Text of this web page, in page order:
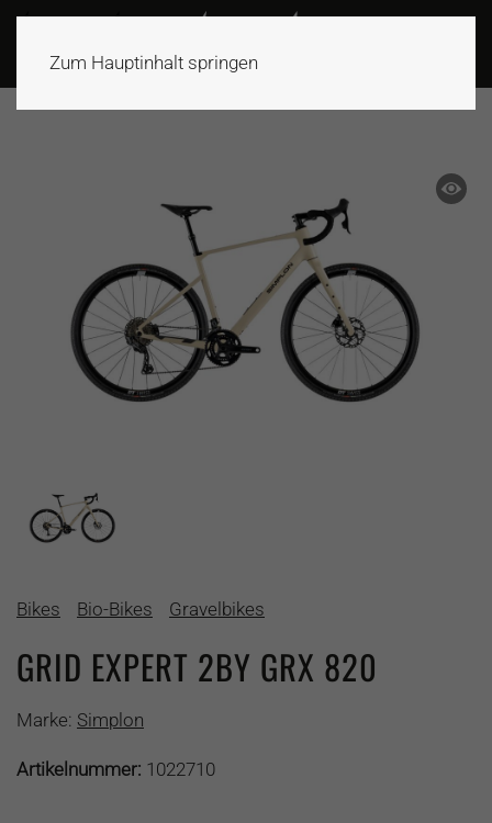
Zum Hauptinhalt springen
Bikes Bio-Bikes Gravelbikes
GRID EXPERT 2BY GRX 820
Marke: Simplon
Artikelnummer: 1022710